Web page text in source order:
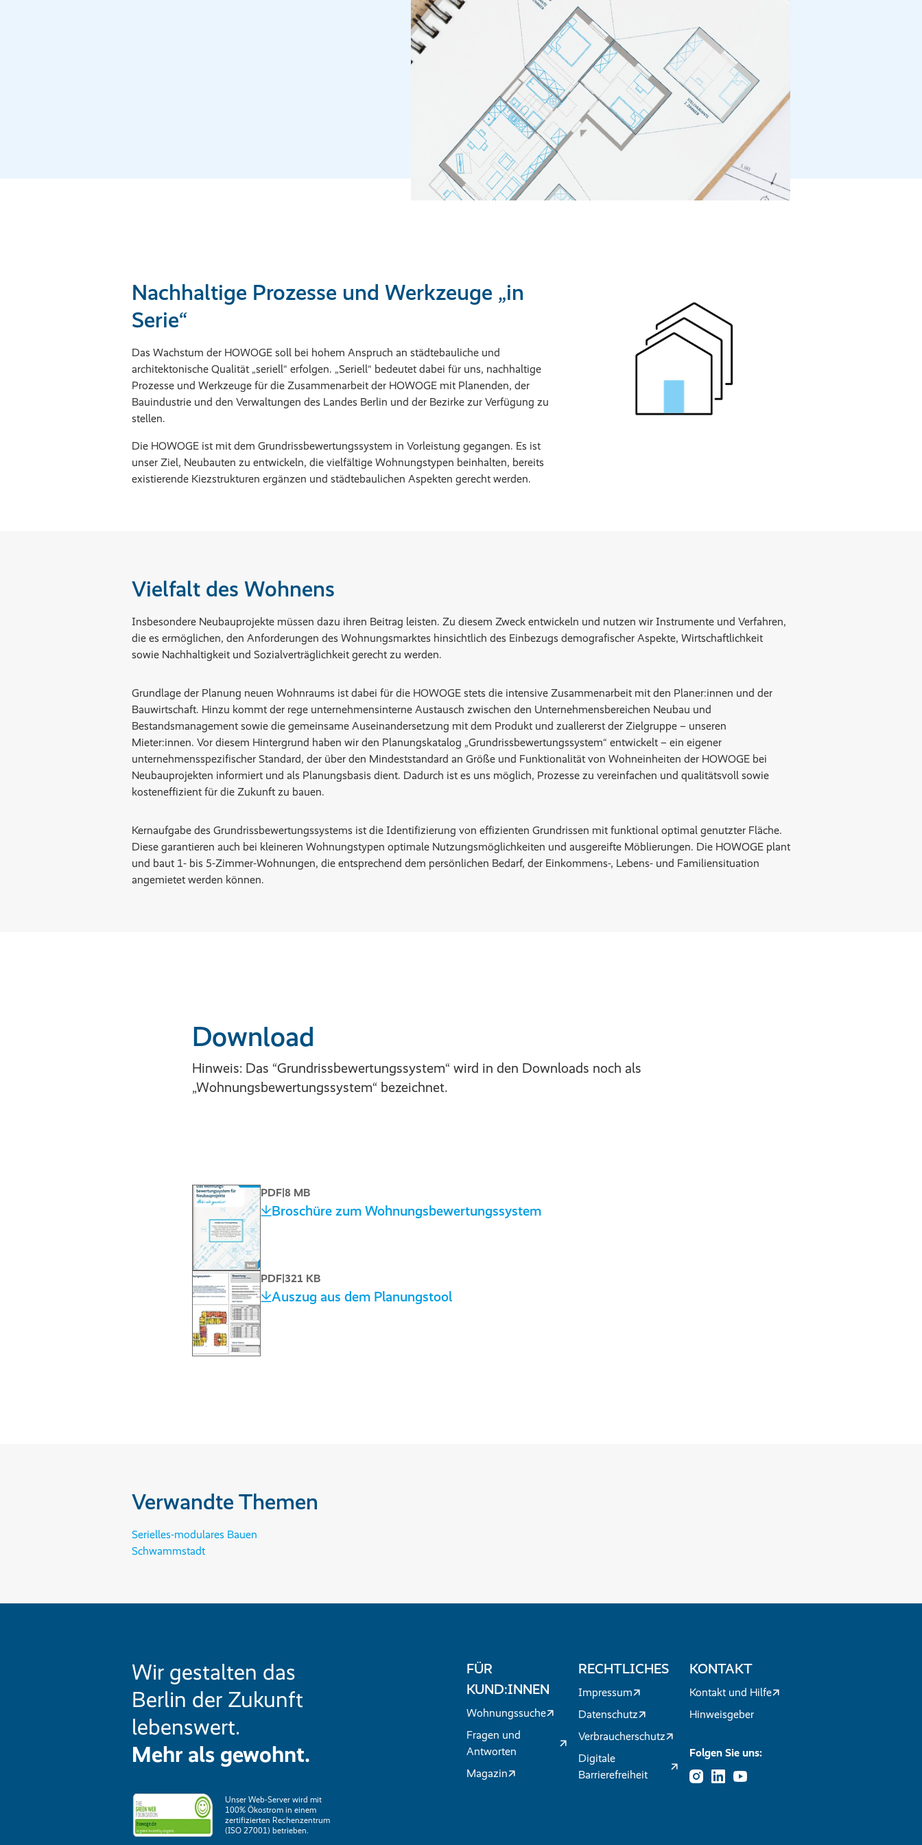
Nachhaltige Prozesse und Werkzeuge „in
Serie“
Das Wachstum der HOWOGE soll bei hohem Anspruch an städtebauliche und
architektonische Qualität „seriell“ erfolgen. „Seriell“ bedeutet dabei für uns, nachhaltige
Prozesse und Werkzeuge für die Zusammenarbeit der HOWOGE mit Planenden, der
Bauindustrie und den Verwaltungen des Landes Berlin und der Bezirke zur Verfügung zu
stellen.
Die HOWOGE ist mit dem Grundrissbewertungssystem in Vorleistung gegangen. Es ist
unser Ziel, Neubauten zu entwickeln, die vielfältige Wohnungstypen beinhalten, bereits
existierende Kiezstrukturen ergänzen und städtebaulichen Aspekten gerecht werden.
Vielfalt des Wohnens
Insbesondere Neubauprojekte müssen dazu ihren Beitrag leisten. Zu diesem Zweck entwickeln und nutzen wir Instrumente und Verfahren,
die es ermöglichen, den Anforderungen des Wohnungsmarktes hinsichtlich des Einbezugs demografischer Aspekte, Wirtschaftlichkeit
sowie Nachhaltigkeit und Sozialverträglichkeit gerecht zu werden.
Grundlage der Planung neuen Wohnraums ist dabei für die HOWOGE stets die intensive Zusammenarbeit mit den Planer:innen und der
Bauwirtschaft. Hinzu kommt der rege unternehmensinterne Austausch zwischen den Unternehmensbereichen Neubau und
Bestandsmanagement sowie die gemeinsame Auseinandersetzung mit dem Produkt und zuallererst der Zielgruppe – unseren
Mieter:innen. Vor diesem Hintergrund haben wir den Planungskatalog „Grundrissbewertungssystem“ entwickelt – ein eigener
unternehmensspezifischer Standard, der über den Mindeststandard an Größe und Funktionalität von Wohneinheiten der HOWOGE bei
Neubauprojekten informiert und als Planungsbasis dient. Dadurch ist es uns möglich, Prozesse zu vereinfachen und qualitätsvoll sowie
kosteneffizient für die Zukunft zu bauen.
Kernaufgabe des Grundrissbewertungssystems ist die Identifizierung von effizienten Grundrissen mit funktional optimal genutzter Fläche.
Diese garantieren auch bei kleineren Wohnungstypen optimale Nutzungsmöglichkeiten und ausgereifte Möblierungen. Die HOWOGE plant
und baut 1- bis 5-Zimmer-Wohnungen, die entsprechend dem persönlichen Bedarf, der Einkommens-, Lebens- und Familiensituation
angemietet werden können.
Download
Hinweis: Das “Grundrissbewertungssystem“ wird in den Downloads noch als
„Wohnungsbewertungssystem“ bezeichnet.
PDF|8 MB
Broschüre zum Wohnungsbewertungssystem
PDF|321 KB
Auszug aus dem Planungstool
Verwandte Themen
Serielles-modulares Bauen
Schwammstadt
Wir gestalten das
Berlin der Zukunft
lebenswert.
Mehr als gewohnt.
Unser Web-Server wird mit
100% Ökostrom in einem
zertifizierten Rechenzentrum
(ISO 27001) betrieben.
FÜR
KUND:INNEN
Wohnungssuche
Fragen und
Antworten
Magazin
RECHTLICHES
Impressum
Datenschutz
Verbraucherschutz
Digitale
Barrierefreiheit
KONTAKT
Kontakt und Hilfe
Hinweisgeber
Folgen Sie uns: